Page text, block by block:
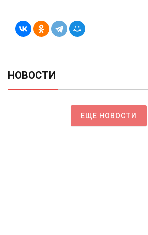
НОВОСТИ
ЕЩЕ НОВОСТИ